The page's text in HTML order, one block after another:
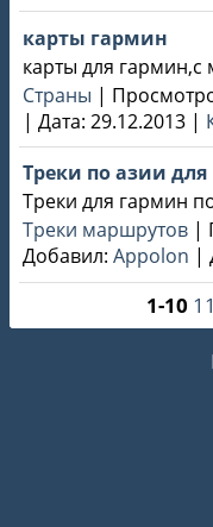
карты гармин
карты для
Страны |
| Дата: 29.12.2013 |
Треки по азии
Треки для гармин
Треки маршрутов |
Добавил: Appolon |
1-10